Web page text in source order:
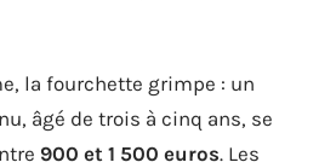
la fourchette grimpe : un
âgé de trois à cinq ans, se
900 et 1 500 euros. Les